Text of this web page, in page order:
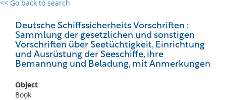
<< Go back to search
Deutsche Schiffssicherheits Vorschriften :
Sammlung der gesetzlichen und sonstigen
Vorschriften über Seetüchtigkeit, Einrichtung
und Ausrüstung der Seeschiffe, ihre
Bemannung und Beladung, mit Anmerkungen
Object
Book
0 results
No results meet your criteria